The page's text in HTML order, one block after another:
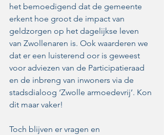
het bemoedigend dat de gemeente
erkent hoe groot de impact van
geldzorgen op het dagelijkse leven
van Zwollenaren is. Ook waarderen we
dat er een luisterend oor is geweest
voor adviezen van de Participatieraad
en de inbreng van inwoners via de
stadsdialoog ‘Zwolle armoedevrij’. Kon
dit maar vaker!
Toch blijven er vragen en